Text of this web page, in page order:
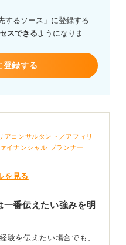
具体的な実績の盛り込
、参考にできることが
。
するソース」に登録する
スできるようになりま
登録する
アコンサルタント／アフィリ
イナンシャル プランナー
を見る
番伝えたい強みを明
験を伝えたい場合でも、